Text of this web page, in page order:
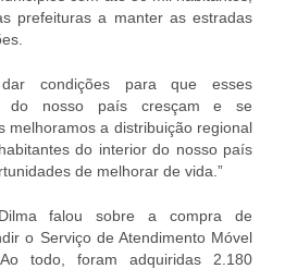
prefeituras a manter as estradas
condições para que esses
do nosso país cresçam e se
melhoramos a distribuição regional
do interior do nosso país
de melhorar de vida.”
falou sobre a compra de
o Serviço de Atendimento Móvel
todo, foram adquiridas 2.180